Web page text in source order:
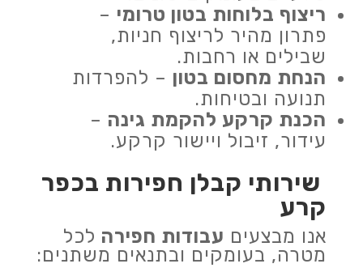
ריצוף בלוחות בטון טרומי –
פתרון מהיר לריצוף חניות,
שבילים או רחבות.
הנחת מחסום בטון – להפרדות
תנועה ובטיחות.
הכנת קרקע להקמת גינה –
עידור, זיבול ויישור קרקע.
שירותי קבלן חפירות בכפר
קרע
אנו מבצעים עבודות חפירה לכל
מטרה, בעומקים ובתנאים משתנים: